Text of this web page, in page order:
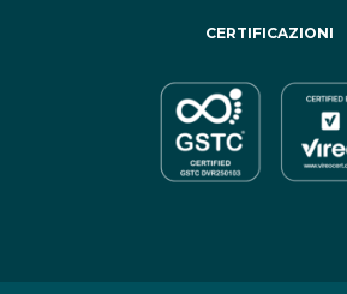
CERTIFICAZIONI